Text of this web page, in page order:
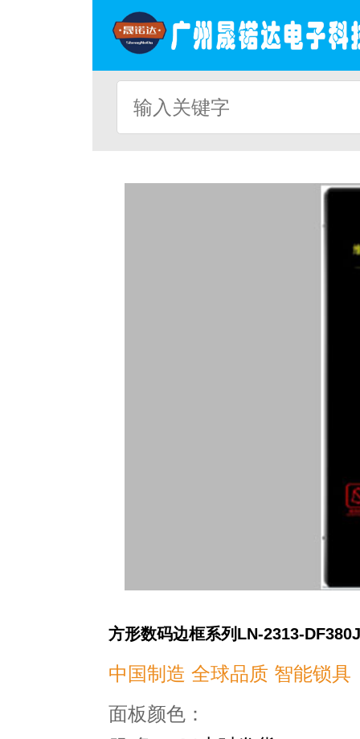
方形数码边框系列LN-2313-DF380J
中国制造 全球品质 智能锁具
面板颜色：